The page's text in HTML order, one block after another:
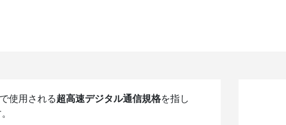
使用される超高速デジタル通信規格を指し